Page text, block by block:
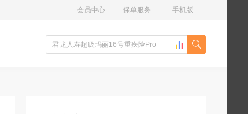
手机版
保单服务
会员中心